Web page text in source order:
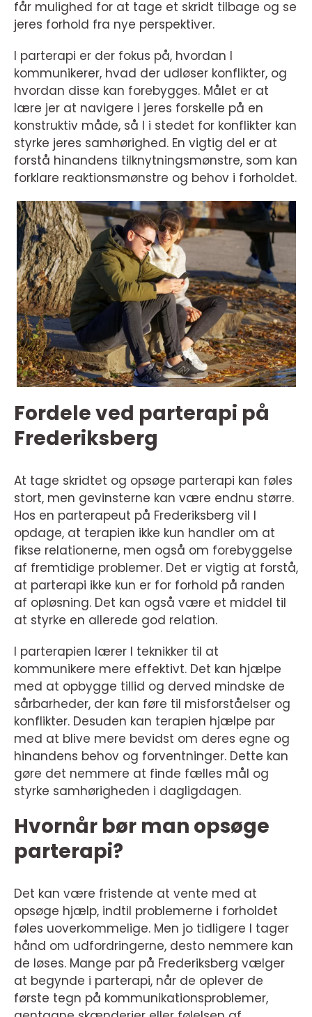
får mulighed for at tage et skridt tilbage og se
jeres forhold fra nye perspektiver.
I parterapi er der fokus på, hvordan I
kommunikerer, hvad der udløser konflikter, og
hvordan disse kan forebygges. Målet er at
lære jer at navigere i jeres forskelle på en
konstruktiv måde, så I i stedet for konflikter kan
styrke jeres samhørighed. En vigtig del er at
forstå hinandens tilknytningsmønstre, som kan
forklare reaktionsmønstre og behov i forholdet.
Fordele ved parterapi på
Frederiksberg
At tage skridtet og opsøge parterapi kan føles
stort, men gevinsterne kan være endnu større.
Hos en parterapeut på Frederiksberg vil I
opdage, at terapien ikke kun handler om at
fikse relationerne, men også om forebyggelse
af fremtidige problemer. Det er vigtig at forstå,
at parterapi ikke kun er for forhold på randen
af opløsning. Det kan også være et middel til
at styrke en allerede god relation.
I parterapien lærer I teknikker til at
kommunikere mere effektivt. Det kan hjælpe
med at opbygge tillid og derved mindske de
sårbarheder, der kan føre til misforståelser og
konflikter. Desuden kan terapien hjælpe par
med at blive mere bevidst om deres egne og
hinandens behov og forventninger. Dette kan
gøre det nemmere at finde fælles mål og
styrke samhørigheden i dagligdagen.
Hvornår bør man opsøge
parterapi?
Det kan være fristende at vente med at
opsøge hjælp, indtil problemerne i forholdet
føles uoverkommelige. Men jo tidligere I tager
hånd om udfordringerne, desto nemmere kan
de løses. Mange par på Frederiksberg vælger
at begynde i parterapi, når de oplever de
første tegn på kommunikationsproblemer,